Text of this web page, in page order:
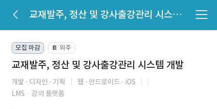
교재발주, 정산 및 강사출강관리 시스템 개발
모집 마감 📔 외주
교재발주, 정산 및 강사출강관리 시스템 개발
개발 디자인 기획 웹 안드로이드
iOS
LMSㆍ강의 플랫폼